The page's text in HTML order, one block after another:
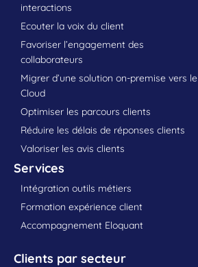
interactions
Ecouter la voix du client
Favoriser l’engagement des
collaborateurs
Migrer d’une solution on-premise vers le
Cloud
Optimiser les parcours clients
Réduire les délais de réponses clients
Valoriser les avis clients
Services
Intégration outils métiers
Formation expérience client
Accompagnement Eloquant
Clients par secteur